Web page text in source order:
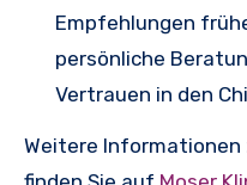
Empfehlungen
persönliche
Vertrauen in den
Weitere Informationen